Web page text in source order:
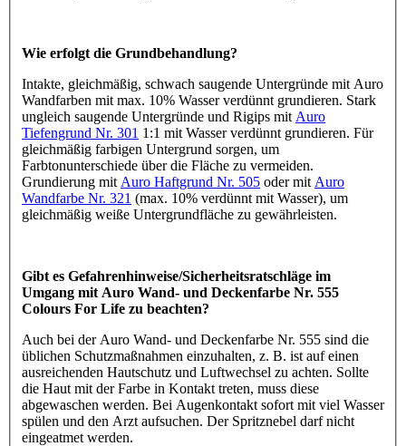
Wie erfolgt die Grundbehandlung?
Intakte, gleichmäßig, schwach saugende Untergründe mit Auro
Wandfarben mit max. 10% Wasser verdünnt grundieren. Stark
ungleich saugende Untergründe und Rigips mit Auro
Tiefengrund Nr. 301 1:1 mit Wasser verdünnt grundieren. Für
gleichmäßig farbigen Untergrund sorgen, um
Farbtonunterschiede über die Fläche zu vermeiden.
Grundierung mit Auro Haftgrund Nr. 505 oder mit Auro
Wandfarbe Nr. 321 (max. 10% verdünnt mit Wasser), um
gleichmäßig weiße Untergrundfläche zu gewährleisten.
Gibt es Gefahrenhinweise/Sicherheitsratschläge im
Umgang mit Auro Wand- und Deckenfarbe Nr. 555
Colours For Life zu beachten?
Auch bei der Auro Wand- und Deckenfarbe Nr. 555 sind die
üblichen Schutzmaßnahmen einzuhalten, z. B. ist auf einen
ausreichenden Hautschutz und Luftwechsel zu achten. Sollte
die Haut mit der Farbe in Kontakt treten, muss diese
abgewaschen werden. Bei Augenkontakt sofort mit viel Wasser
spülen und den Arzt aufsuchen. Der Spritznebel darf nicht
eingeatmet werden.